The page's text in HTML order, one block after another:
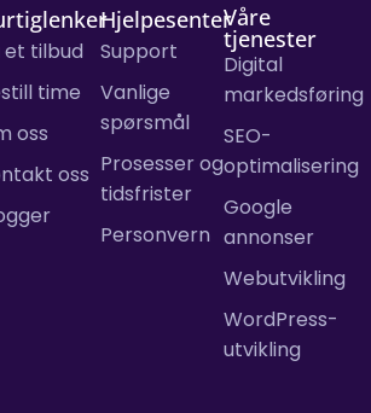
et tilbud
time
oss
oss
Hjelpesenter
Support
Vanlige
spørsmål
Prosesser og
tidsfrister
Personvern
Våre
tjenester
Digital
markedsføring
SEO-
optimalisering
Google
annonser
Webutvikling
WordPress-
utvikling